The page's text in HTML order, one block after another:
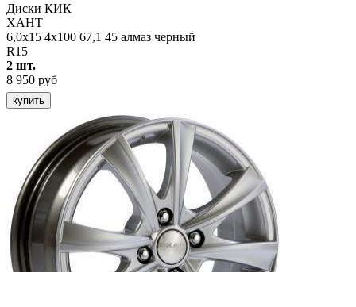
Диски КИК
ХАНТ
6,0x15 4x100 67,1 45 алмаз черный
R15
2 шт.
8 950 руб
купить